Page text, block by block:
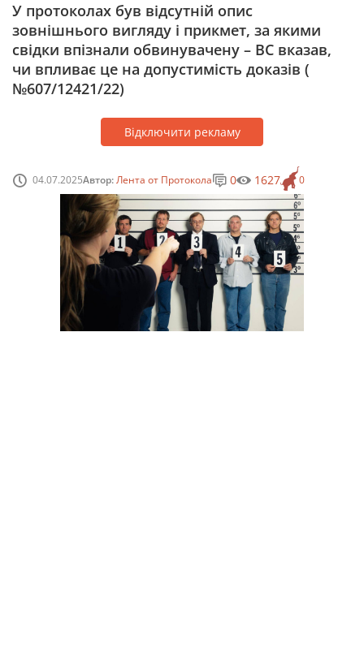
У протоколах був відсутній опис
зовнішнього вигляду і прикмет, за якими
свідки впізнали обвинувачену – ВС вказав,
чи впливає це на допустимість доказів (
№607/12421/22)
Відключити рекламу
04.07.2025Автор:Лента от Протокола 0
0 1627